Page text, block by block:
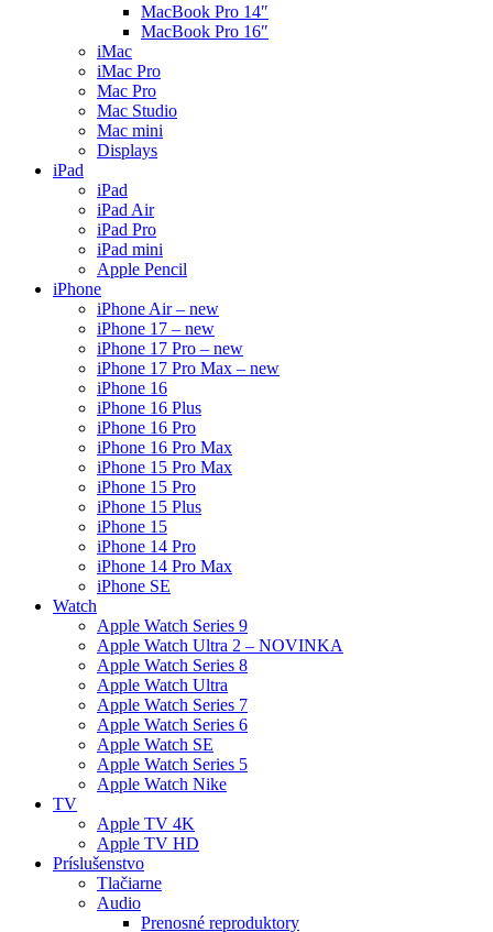
MacBook Pro 14″
MacBook Pro 16″
iMac
iMac Pro
Mac Pro
Mac Studio
Mac mini
Displays
iPad
iPad
iPad Air
iPad Pro
iPad mini
Apple Pencil
iPhone
iPhone Air – new
iPhone 17 – new
iPhone 17 Pro – new
iPhone 17 Pro Max – new
iPhone 16
iPhone 16 Plus
iPhone 16 Pro
iPhone 16 Pro Max
iPhone 15 Pro Max
iPhone 15 Pro
iPhone 15 Plus
iPhone 15
iPhone 14 Pro
iPhone 14 Pro Max
iPhone SE
Watch
Apple Watch Series 9
Apple Watch Ultra 2 – NOVINKA
Apple Watch Series 8
Apple Watch Ultra
Apple Watch Series 7
Apple Watch Series 6
Apple Watch SE
Apple Watch Series 5
Apple Watch Nike
TV
Apple TV 4K
Apple TV HD
Príslušenstvo
Tlačiarne
Audio
Prenosné reproduktory